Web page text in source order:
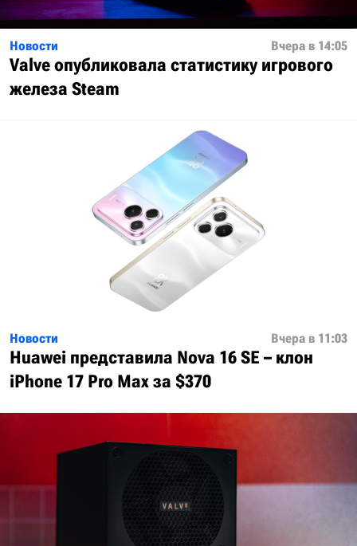
Новости Вчера в 14:05
Valve опубликовала статистику игрового
железа Steam
Новости Вчера в 11:03
Huawei представила Nova 16 SE – клон
iPhone 17 Pro Max за $370